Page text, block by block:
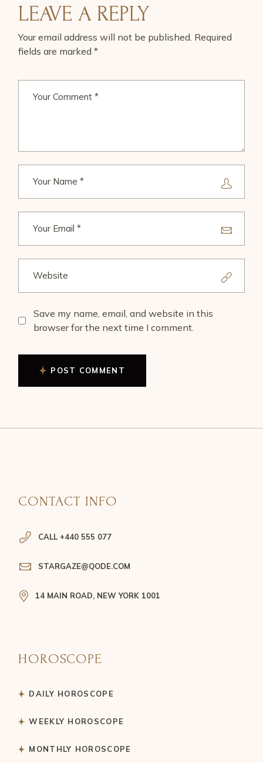
LEAVE A REPLY
Your email address will not be published. Required
fields are marked*
Save my name, email, and website in this
browser for the next time I comment.
POST COMMENT
CONTACT INFO
CALL +440 555 077
STARGAZE@QODE.COM
14 MAIN ROAD, NEW YORK 1001
HOROSCOPE
DAILY HOROSCOPE
WEEKLY HOROSCOPE
MONTHLY HOROSCOPE